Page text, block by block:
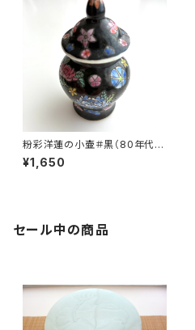
粉彩洋蓮の小壷＃黒（80年代景
徳鎮デッドストック）
¥1,650
セール中の商品